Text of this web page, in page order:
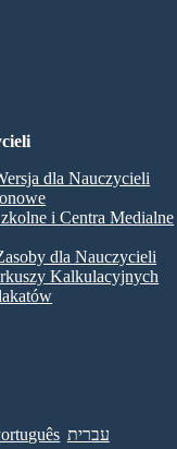
dla Nauczycieli
i Centra Medialne
dla Nauczycieli
Kalkulacyjnych
עברית